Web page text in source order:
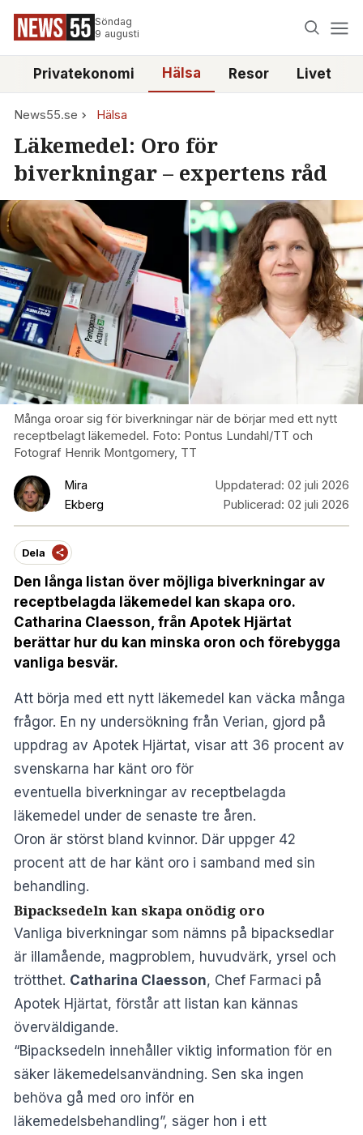
Söndag
9 augusti
Privatekonomi Hälsa Resor Livet
News55.se Hälsa
Läkemedel: Oro för
biverkningar – expertens råd
Många oroar sig för biverkningar när de börjar med ett nytt
receptbelagt läkemedel. Foto: Pontus Lundahl/TT och
Fotograf Henrik Montgomery, TT
Mira
Ekberg
Uppdaterad: 02 juli 2026
Publicerad: 02 juli 2026
Dela
Den långa listan över möjliga biverkningar av
receptbelagda läkemedel kan skapa oro.
Catharina Claesson, från Apotek Hjärtat
berättar hur du kan minska oron och förebygga
vanliga besvär.
Att börja med ett nytt läkemedel kan väcka många
frågor. En ny undersökning från Verian, gjord på
uppdrag av Apotek Hjärtat, visar att 36 procent av
svenskarna har känt oro för
eventuella biverkningar av receptbelagda
läkemedel under de senaste tre åren.
Oron är störst bland kvinnor. Där uppger 42
procent att de har känt oro i samband med sin
behandling.
Bipacksedeln kan skapa onödig oro
Vanliga biverkningar som nämns på bipacksedlar
är illamående, magproblem, huvudvärk, yrsel och
trötthet. Catharina Claesson, Chef Farmaci på
Apotek Hjärtat, förstår att listan kan kännas
överväldigande.
“Bipacksedeln innehåller viktig information för en
säker läkemedelsanvändning. Sen ska ingen
behöva gå med oro inför en
läkemedelsbehandling”, säger hon i ett